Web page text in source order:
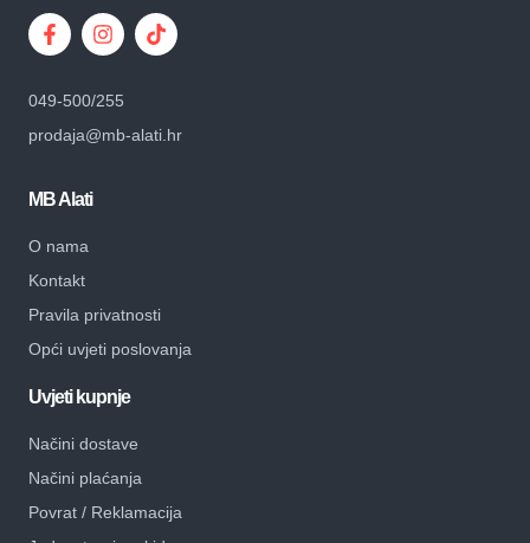
049-500/255
prodaja@mb-alati.hr
MB Alati
O nama
Kontakt
Pravila privatnosti
Opći uvjeti poslovanja
Uvjeti kupnje
Načini dostave
Načini plaćanja
Povrat / Reklamacija